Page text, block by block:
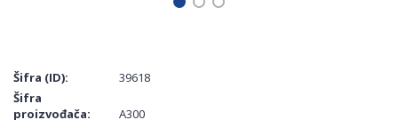
Šifra (ID):
39618
Šifra
proizvođača:
A300